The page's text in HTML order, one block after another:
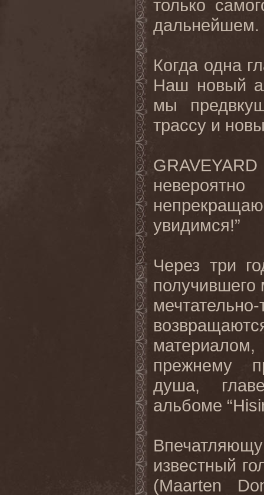
только
дальнейшем.
Когда одна
Наш новый
мы
трассу и
увидимся!”
Через три
получившего
прежнему
душа,
альбоме
известный
(Maarten